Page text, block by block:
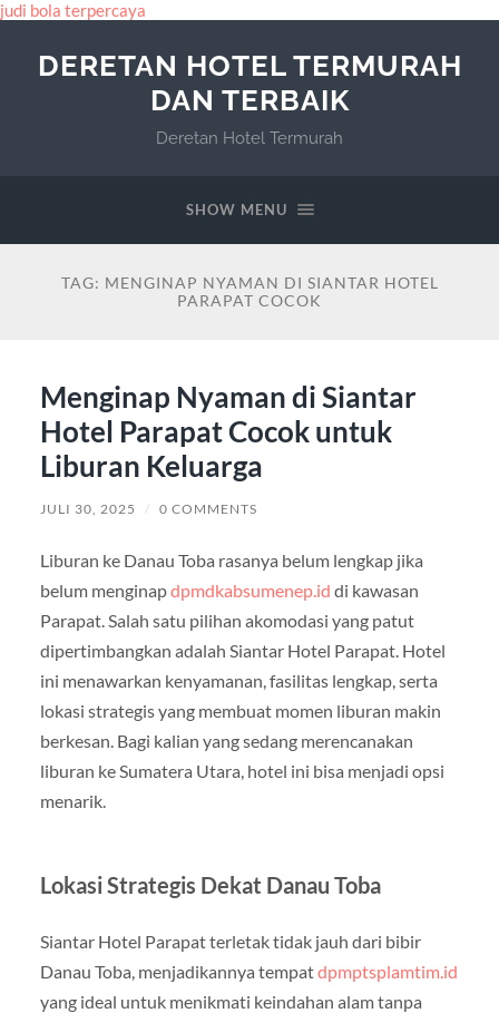
judi bola terpercaya
DERETAN HOTEL TERMURAH
DAN TERBAIK
Deretan Hotel Termurah
SHOW MENU
TAG: MENGINAP NYAMAN DI SIANTAR HOTEL
PARAPAT COCOK
Menginap Nyaman di Siantar
Hotel Parapat Cocok untuk
Liburan Keluarga
JULI 30, 2025 / 0 COMMENTS
Liburan ke Danau Toba rasanya belum lengkap jika
belum menginapdpmdkabsumenep.id di kawasan
Parapat. Salah satu pilihan akomodasi yang patut
dipertimbangkan adalah Siantar Hotel Parapat. Hotel
ini menawarkan kenyamanan, fasilitas lengkap, serta
lokasi strategis yang membuat momen liburan makin
berkesan. Bagi kalian yang sedang merencanakan
liburan ke Sumatera Utara, hotel ini bisa menjadi opsi
menarik.
Lokasi Strategis Dekat Danau Toba
Siantar Hotel Parapat terletak tidak jauh dari bibir
Danau Toba, menjadikannya tempatdpmptsplamtim.id
yang ideal untuk menikmati keindahan alam tanpa